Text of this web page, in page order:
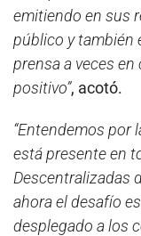
emitiendo en sus
público y también
prensa a veces
positivo”, acotó.
“Entendemos por
está presente en
Descentralizadas
ahora el desafío
desplegado a los